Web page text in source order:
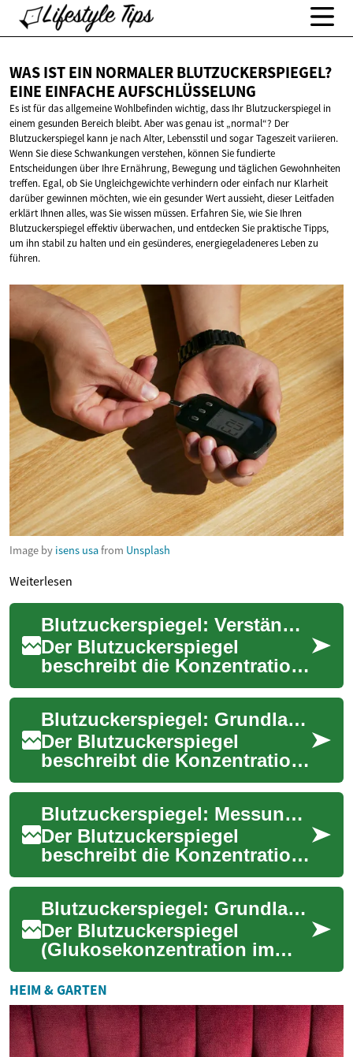
WAS IST EIN NORMALER BLUTZUCKERSPIEGEL?
EINE EINFACHE AUFSCHLÜSSELUNG
Es ist für das allgemeine Wohlbefinden wichtig, dass Ihr Blutzuckerspiegel in
einem gesunden Bereich bleibt. Aber was genau ist „normal“? Der
Blutzuckerspiegel kann je nach Alter, Lebensstil und sogar Tageszeit variieren.
Wenn Sie diese Schwankungen verstehen, können Sie fundierte
Entscheidungen über Ihre Ernährung, Bewegung und täglichen Gewohnheiten
treffen. Egal, ob Sie Ungleichgewichte verhindern oder einfach nur Klarheit
darüber gewinnen möchten, wie ein gesunder Wert aussieht, dieser Leitfaden
erklärt Ihnen alles, was Sie wissen müssen. Erfahren Sie, wie Sie Ihren
Blutzuckerspiegel effektiv überwachen, und entdecken Sie praktische Tipps,
um ihn stabil zu halten und ein gesünderes, energiegeladeneres Leben zu
führen.
Image by isens usafrom Unsplash
Weiterlesen
Blutzuckerspiegel: Verständnis, Überwachung und Technologie
Der Blutzuckerspiegel
beschreibt die Konzentration
von Glukose im Blut und ist
ein zentraler Indikator für
Stoffwechs...
Blutzuckerspiegel: Grundlagen und Überwachungstechniken
Der Blutzuckerspiegel
beschreibt die Konzentration
von Glukose im Blut und ist
ein zentraler Indikator für den
Stoffw...
Blutzuckerspiegel: Messung, Überwachung und digitale Technik
Der Blutzuckerspiegel
beschreibt die Konzentration
von Glukose im Blut und ist
ein zentraler Parameter für
den Stoffw...
Blutzuckerspiegel: Grundlagen, Überwachung und Technologie
Der Blutzuckerspiegel
(Glukosekonzentration im
Blut) ist ein zentraler
Gesundheitsparameter, der
den Energiehaushalt ...
HEIM & GARTEN